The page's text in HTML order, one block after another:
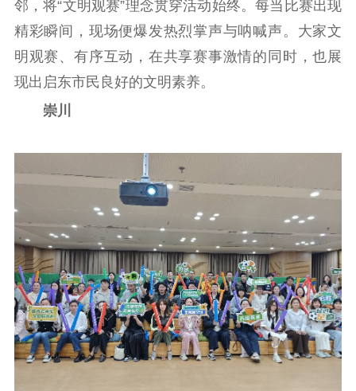
邻，将“文明观赛”理念贯穿活动始终。每当比赛出现
精彩瞬间，现场便爆发热烈掌声与呐喊声。大家文
明观赛、有序互动，在共享赛事激情的同时，也展
现出启东市民良好的文明素养。
崇川